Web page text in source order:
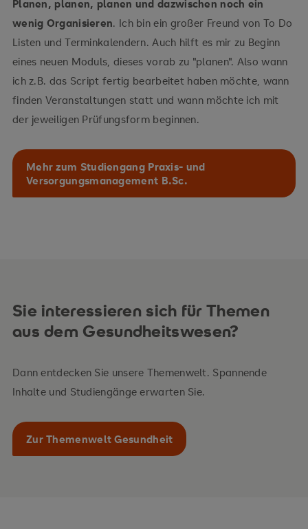
Planen, planen, planen und dazwischen noch ein
wenig Organisieren. Ich bin ein großer Freund von To Do
Listen und Terminkalendern. Auch hilft es mir zu Beginn
eines neuen Moduls, dieses vorab zu "planen". Also wann
ich z.B. das Script fertig bearbeitet haben möchte, wann
finden Veranstaltungen statt und wann möchte ich mit
der jeweiligen Prüfungsform beginnen.
Mehr zum Studiengang Praxis- und
Versorgungsmanagement B.Sc.
Sie interessieren sich für Themen
aus dem Gesundheitswesen?
Dann entdecken Sie unsere Themenwelt. Spannende
Inhalte und Studiengänge erwarten Sie.
Zur Themenwelt Gesundheit